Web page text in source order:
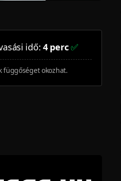
idő:4 perc✅
függőséget okozhat.